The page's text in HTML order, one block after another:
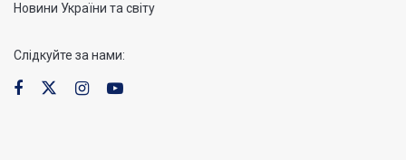
Новини України та світу
Слідкуйте за нами: